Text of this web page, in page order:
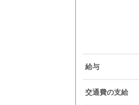
給与
交通費の支給